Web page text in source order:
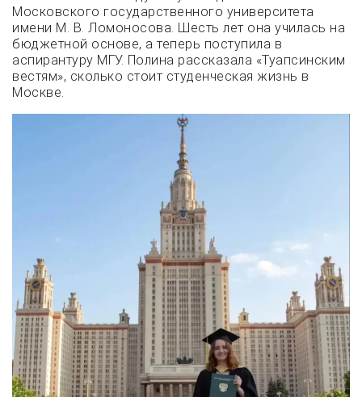
Московского государственного университета
имени М. В. Ломоносова. Шесть лет она училась на
бюджетной основе, а теперь поступила в
аспирантуру МГУ. Полина рассказала «Туапсинским
вестям», сколько стоит студенческая жизнь в
Москве.